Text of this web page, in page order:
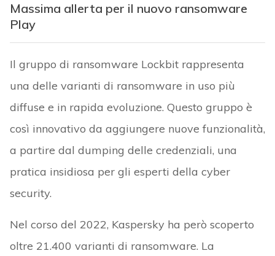
Massima allerta per il nuovo ransomware
Play
Il gruppo di ransomware Lockbit rappresenta
una delle varianti di ransomware in uso più
diffuse e in rapida evoluzione. Questo gruppo è
così innovativo da aggiungere nuove funzionalità,
a partire dal dumping delle credenziali, una
pratica insidiosa per gli esperti della cyber
security.
Nel corso del 2022, Kaspersky ha però scoperto
oltre 21.400 varianti di ransomware. La